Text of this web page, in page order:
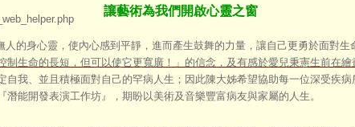
讓藝術為我們開啟心靈之窗
的身心靈，使內心感到平靜，進而產生鼓舞的力量，讓自己更勇於面對生
制生命的長短，但可以使它更寬廣！」的信念，及有感於愛兒秉憲生前在
自我、並且積極面對自己的罕病人生；因此陳大姊希望協助每一位深受疾
潛能開發表演工作坊』，期盼以美術及音樂豐富病友與家屬的人生。